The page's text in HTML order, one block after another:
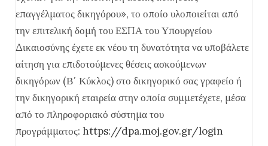
επαγγέλματος δικηγόρου», το οποίο υλοποιείται από
την επιτελική δομή του ΕΣΠΑ του Υπουργείου
Δικαιοσύνης έχετε εκ νέου τη δυνατότητα να υποβάλετε
αίτηση για επιδοτούμενες θέσεις ασκούμενων
δικηγόρων (Β΄ Κύκλος) στο δικηγορικό σας γραφείο ή
την δικηγορική εταιρεία στην οποία συμμετέχετε, μέσα
από το πληροφοριακό σύστημα του
προγράμματος: https://dpa.moj.gov.gr/login